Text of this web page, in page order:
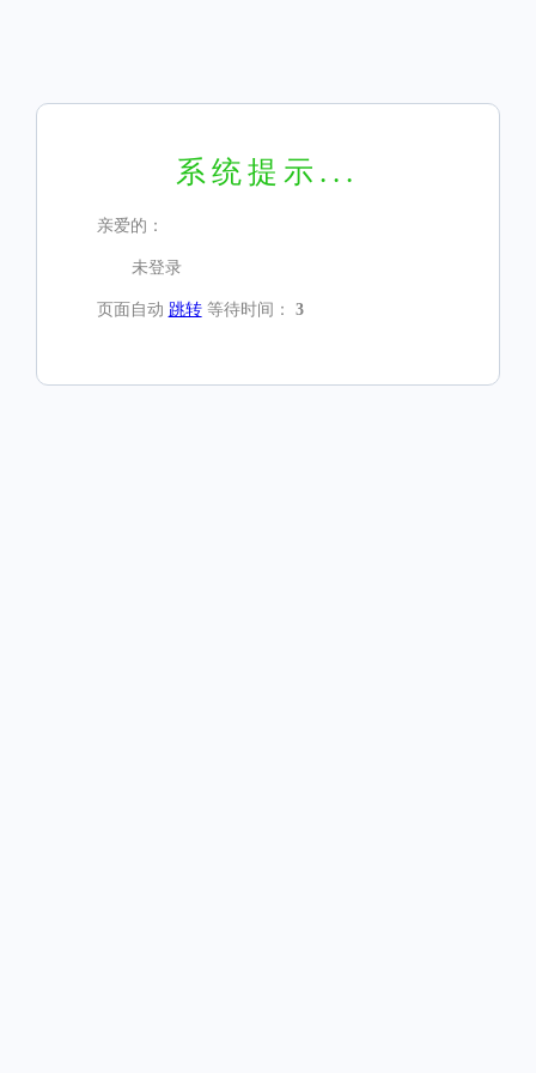
系统提示...
亲爱的：
未登录
页面自动 跳转等待时间： 3